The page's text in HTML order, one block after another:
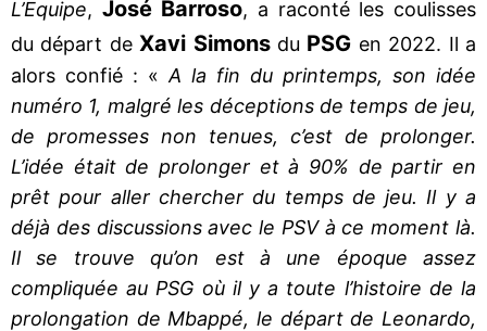
L’Equipe, José Barroso, a raconté les coulisses
du départ deXavi Simonsdu PSG en 2022. Il a
alors confié : « A la fin du printemps, son idée
numéro 1, malgré les déceptions de temps de jeu,
de promesses non tenues, c’est de prolonger.
L’idée était de prolonger et à 90% de partir en
prêt pour aller chercher du temps de jeu. Il y a
déjà des discussions avec le PSV à ce moment là.
Il se trouve qu’on est à une époque assez
compliquée au PSG où il y a toute l’histoire de la
prolongation de Mbappé, le départ de Leonardo,